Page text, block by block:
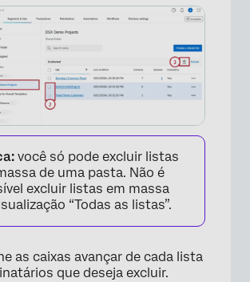
você só pode excluir listas
de uma pasta. Não é
excluir listas em massa
“Todas as listas”.
as caixas avançar de cada lista
que deseja excluir.